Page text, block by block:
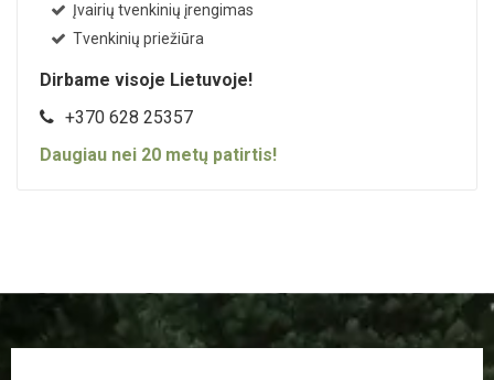
Įvairių tvenkinių įrengimas
Tvenkinių priežiūra
Dirbame visoje Lietuvoje!
+370 628 25357
Daugiau nei 20 metų patirtis!